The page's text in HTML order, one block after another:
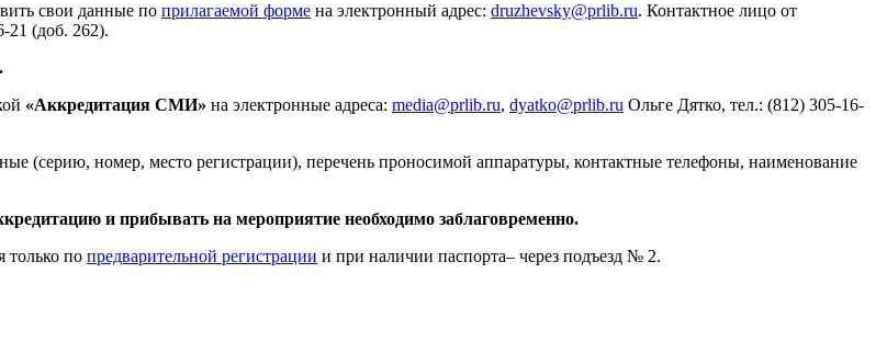
свои данные по прилагаемой форме на электронный адрес: druzhevsky@prlib.ru. Контактное лицо от
21 (доб. 262).
«Аккредитация СМИ» на электронные адреса: media@prlib.ru, dyatko@prlib.ru Ольге Дятко, тел.: (812) 305-16-
(серию, номер, место регистрации), перечень проносимой аппаратуры, контактные телефоны, наименование
и прибывать на мероприятие необходимо заблаговременно.
только по предварительной регистрации и при наличии паспорта– через подъезд № 2.